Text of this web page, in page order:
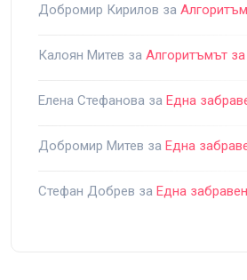
Добромир Кирилов за
Калоян Митев за Алгоритъмът
Елена Стефанова за Една
Добромир Митев за Една
Стефан Добрев за Една